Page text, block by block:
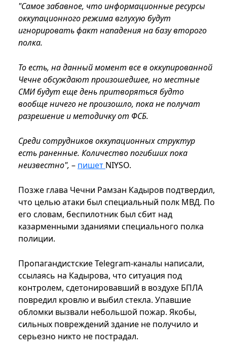
"Самое забавное, что информационные ресурсы
оккупационного режима вглухую будут
игнорировать факт нападения на базу второго
полка.
То есть, на данный момент все в оккупированной
Чечне обсуждают произошедшее, но местные
СМИ будут еще день притворяться будто
вообще ничего не произошло, пока не получат
разрешение и методичку от ФСБ.
Среди сотрудников оккупационных структур
есть раненные. Количество погибших пока
неизвестно", – пишет NIYSO.
Позже глава Чечни Рамзан Кадыров подтвердил,
что целью атаки был специальный полк МВД. По
его словам, беспилотник был сбит над
казарменными зданиями специального полка
полиции.
Пропагандистские Telegram-каналы написали,
ссылаясь на Кадырова, что ситуация под
контролем, сдетонировавший в воздухе БПЛА
повредил кровлю и выбил стекла. Упавшие
обломки вызвали небольшой пожар. Якобы,
сильных повреждений здание не получило и
серьезно никто не пострадал.